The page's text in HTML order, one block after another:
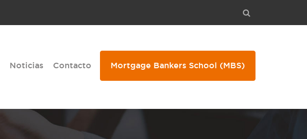
Noticias Contacto Mortgage Bankers School (MBS)